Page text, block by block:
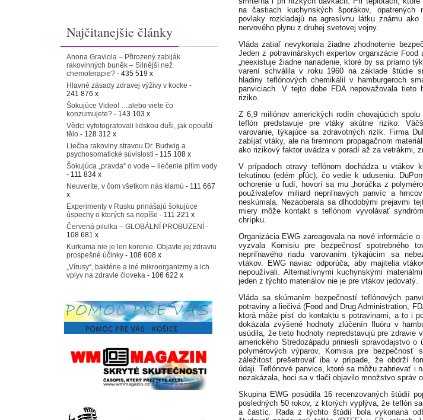
na častiach kuchynských šporákov, opatrených
povlaky rozkladajú na agresívnu látku známu
nervového plynu z druhej svetovej vojny.
Vláda zatiaľ nevykonala žiadne zhodnotenie
Jeden z potravinárskych expertov organizácie
„neexistuje žiadne nariadenie, ktoré by sa priamo
varení schválila v roku 1960 na základe štúdie
hladiny teflónových chemikálií v hamburgeroch
panviciach. V tejto dobe FDA nepovažovala tieto
riziko.
Z 6,9 miliónov amerických rodín chovajúcich
teflón predstavuje pre vtáky akútne riziko.
varovanie, týkajúce sa zdravotných rizík. Firma
zabíjať vtáky, ale na firemnom propagačnom
ako rizikový faktor uvádza v poradí až za vetrákmi,
V prípadoch otravy teflónom dochádza u vtákov
tekutinou (edém pľúc), čo vedie k uduseniu.
ochorenie u ľudí, hovorí sa mu „horúčka z
používateľov miliard nepriľnavých panvíc a
neskúmala. Nezaoberala sa dlhodobými prejavmi
miery môže kontakt s teflónom vyvolávať
chrípku.
Organizácia EWG zareagovala na nové informácie
vyzvala Komisiu pre bezpečnosť spotrebného
nepriľnavého riadu varovaním týkajúcim sa
vtákov. EWG naviac odporúča, aby majitelia
nepoužívali. Alternatívnymi kuchynskými
jeden z týchto materiálov nie je pre vtákov jedovatý.
Vláda sa skúmaním bezpečností teflónových
potraviny a liečivá (Food and Drug Administration,
ktorá môže písť do kontaktu s potravinami, a to i
dokázala zvýšené hodnoty zlúčenín fluóru v
usúdila, že tieto hodnoty nepredstavujú pre zdravie
amerického Stredozápadu priniesli spravodajstvo
polymérových výparov, Komisia pre bezpečnosť
záležitosť prešetrovať iba v prípade, že obdrží
údaji. Teflónové panvice, ktoré sa môžu zahrievať i
nezakázala, hoci sa v tlači objavilo množstvo správ
Skupina EWG posúdila 16 recenzovaných štúdií
posledných 50 rokov, z ktorých vyplýva, že teflón
a častíc. Rada z týchto štúdií bola vykonaná
Najčitanejšie články
Anona Graviola – Přirozený zabiják
rakovinných buněk – Silnější než
chemoterapie? - 435 519 x
Hlavné zásady zdravej výživy v kocke -
241 876 x
Šokujúce Video! …alebo viete čo
konzumujete? - 143 103 x
Vědci vyfotografovali lidskou duši, jak opouští
tělo - 128 312 x
Liečba rakoviny stravou Dr. Budwig a
psychosomatické súvislosti - 115 108 x
Šokujúca „pravda“ o vode – liečenie pitím vody
- 111 834 x
Neuveríte, v čom všetkom nás klamú - 111 667
x
Experimenty v Rusku prinášajú šokujúce
úspechy o ktorých sa nepíše - 111 221 x
Červená pilulka – GLOBÁLNÍ PROBUZENÍ -
108 681 x
Kurkuma nie je len korenie. Objavte jej zdraviu
prospešné účinky - 108 608 x
„Vírusy“, baktérie a iné mikroorganizmy a ich
vplyv na zdravie človeka - 106 622 x